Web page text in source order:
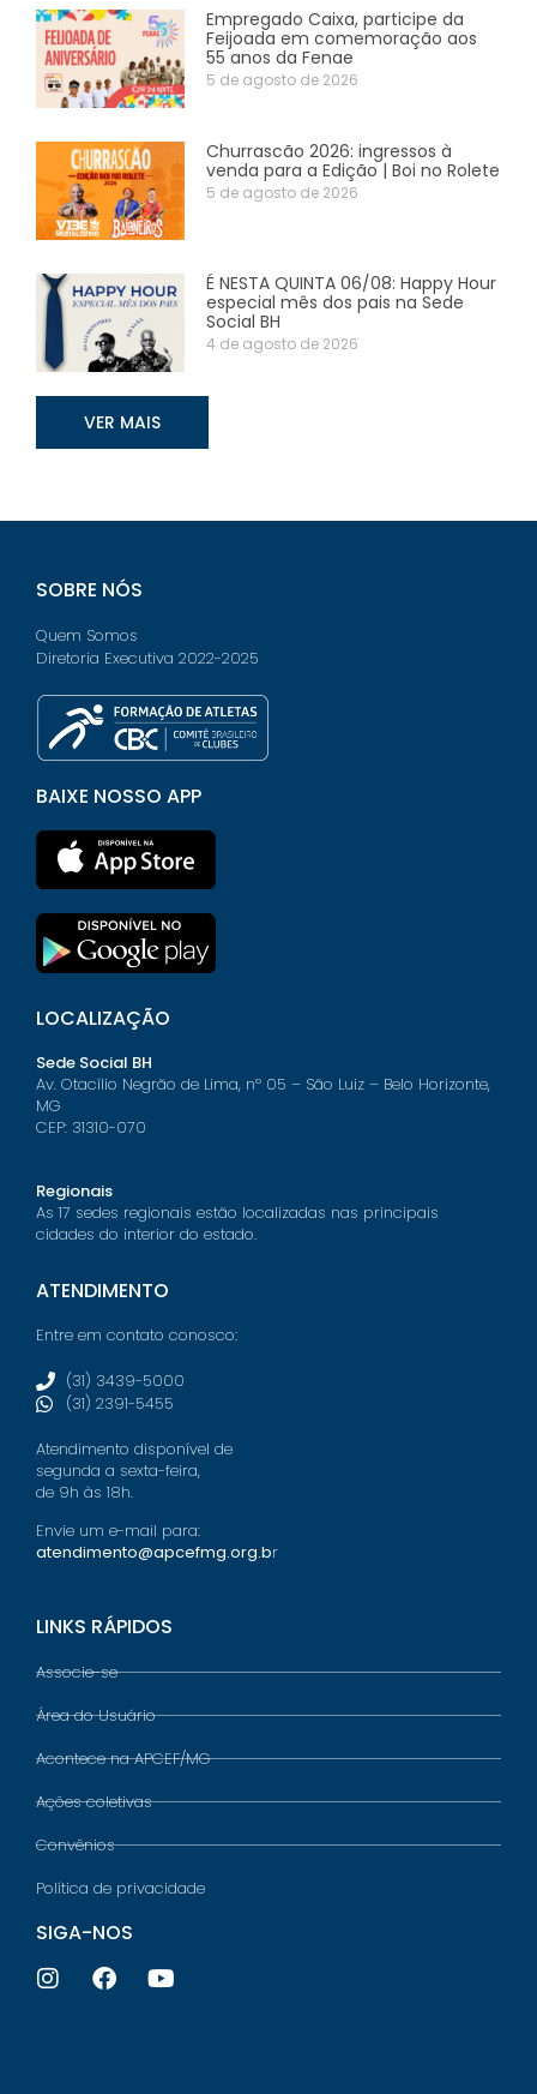
Empregado Caixa, participe da
Feijoada em comemoração aos
55 anos da Fenae
5 de agosto de 2026
Churrascão 2026: ingressos à
venda para a Edição | Boi no Rolete
5 de agosto de 2026
É NESTA QUINTA 06/08: Happy Hour
especial mês dos pais na Sede
Social BH
4 de agosto de 2026
VER MAIS
SOBRE NÓS
Quem Somos
Diretoria Executiva 2022-2025
BAIXE NOSSO APP
LOCALIZAÇÃO
Sede Social BH
Av. Otacílio Negrão de Lima, nº 05 – São Luiz – Belo Horizonte,
MG
CEP: 31310-070
Regionais
As 17 sedes regionais estão localizadas nas principais
cidades do interior do estado.
ATENDIMENTO
Entre em contato conosco:
(31) 3439-5000
(31) 2391-5455
Atendimento disponível de
segunda a sexta-feira,
de 9h às 18h.
Envie um e-mail para:
atendimento@apcefmg.org.br
LINKS RÁPIDOS
Associe-se
Área do Usuário
Acontece na APCEF/MG
Ações coletivas
Convênios
Política de privacidade
SIGA-NOS